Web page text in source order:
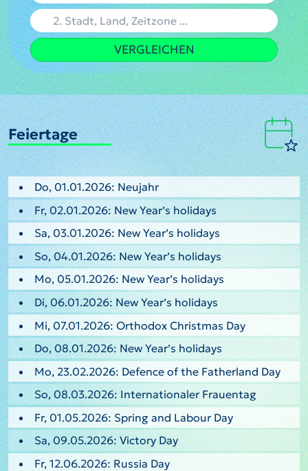
VERGLEICHEN
Feiertage
Do, 01.01.2026: Neujahr
Fr, 02.01.2026: New Year’s holidays
Sa, 03.01.2026: New Year’s holidays
So, 04.01.2026: New Year’s holidays
Mo, 05.01.2026: New Year’s holidays
Di, 06.01.2026: New Year’s holidays
Mi, 07.01.2026: Orthodox Christmas Day
Do, 08.01.2026: New Year’s holidays
Mo, 23.02.2026: Defence of the Fatherland Day
So, 08.03.2026: Internationaler Frauentag
Fr, 01.05.2026: Spring and Labour Day
Sa, 09.05.2026: Victory Day
Fr, 12.06.2026: Russia Day